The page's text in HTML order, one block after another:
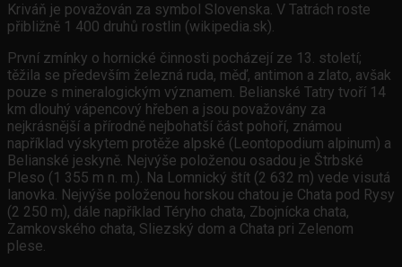
Kriváň je považován za symbol Slovenska. V Tatrách roste
přibližně 1 400 druhů rostlin (wikipedia.sk).
První zmínky o hornické činnosti pocházejí ze 13. století;
těžila se především železná ruda, měď, antimon a zlato, avšak
pouze s mineralogickým významem. Belianské Tatry tvoří 14
km dlouhý vápencový hřeben a jsou považovány za
nejkrásnější a přírodně nejbohatší část pohoří, známou
například výskytem protěže alpské (Leontopodium alpinum) a
Belianské jeskyně. Nejvýše položenou osadou je Štrbské
Pleso (1 355 m n. m.). Na Lomnický štít (2 632 m) vede visutá
lanovka. Nejvýše položenou horskou chatou je Chata pod Rysy
(2 250 m), dále například Téryho chata, Zbojnícka chata,
Zamkovského chata, Sliezský dom a Chata pri Zelenom
plese.